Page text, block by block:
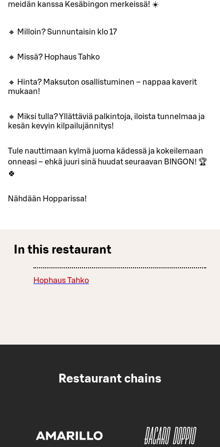
meidän kanssa Kesäbingon merkeissä! ☀️
🔸 Milloin? Sunnuntaisin klo 17
🔸 Missä? Hophaus Tahko
🔸 Hinta? Maksuton osallistuminen – nappaa kaverit
mukaan!
🔸 Miksi tulla? Yllättäviä palkintoja, iloista tunnelmaa ja
kesän kevyin kilpailujännitys!
Tule nauttimaan kylmä juoma kädessä ja kokeilemaan
onneasi – ehkä juuri sinä huudat seuraavan BINGON! 🏆
🍀
Nähdään Hopparissa!
In this restaurant
Hophaus Tahko
Restaurant chains